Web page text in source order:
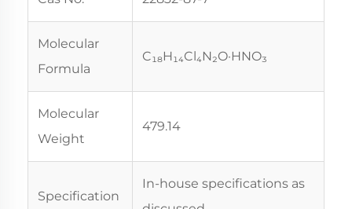
Molecular
Formula
C₁₈H₁₄Cl₄N₂O·HNO₃
Molecular
Weight
479.14
Specification
In-house specifications as